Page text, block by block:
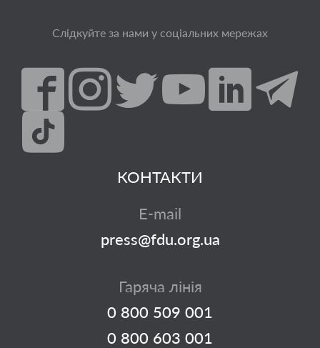
Слідкуйте за нами у соціальних мережах
КОНТАКТИ
E-mail
press@fdu.org.ua
Гаряча лінія
0 800 509 001
0 800 603 001